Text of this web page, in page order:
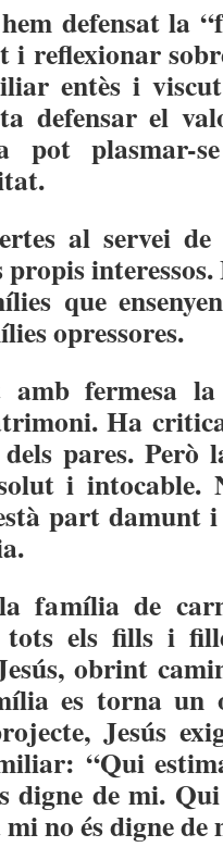
defensat la
i reflexionar
entès i
defensar el
pot plasmar-
al servei
propis
que
opressores.
amb fermesa
Ha
dels pares.
i
part damunt
família de
els fills i
obrint
es torna un
Jesús
“Qui
digne de mi.
no és digne de